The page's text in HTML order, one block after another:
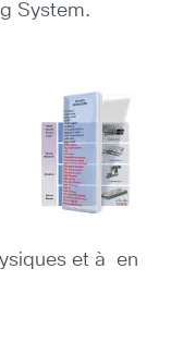
System.
et à en